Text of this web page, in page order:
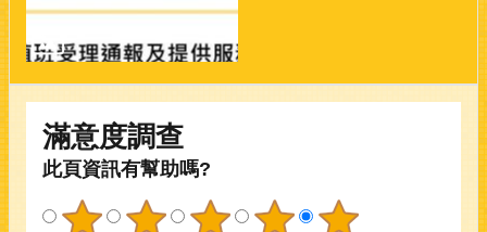
滿意度調查
此頁資訊有幫助嗎?